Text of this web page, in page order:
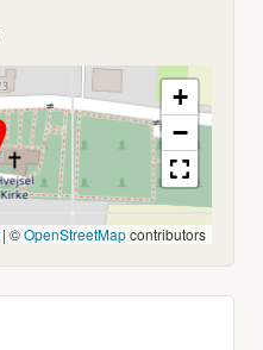
+
−
| ©OpenStreetMapcontributors